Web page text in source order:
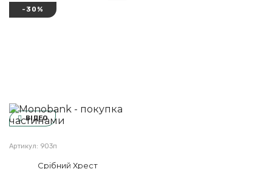
-30%
ВІДЕО
Артикул: 903п
Срібний Хрест